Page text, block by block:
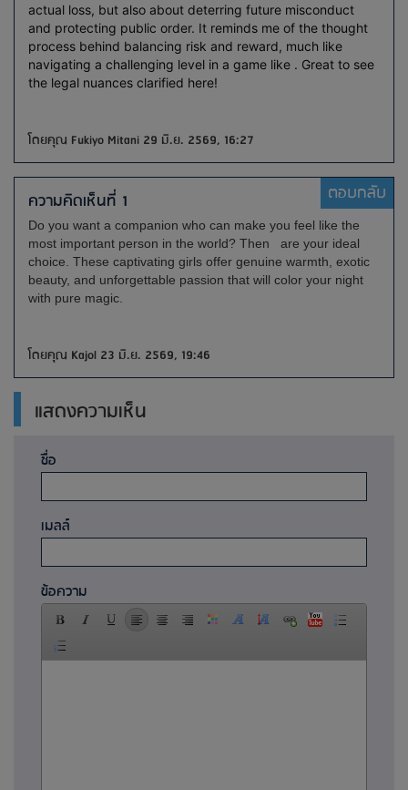
actual loss, but also about deterring future misconduct
and protecting public order. It reminds me of the thought
process behind balancing risk and reward, much like
navigating a challenging level in a game like . Great to see
the legal nuances clarified here!
โดยคุณ Fukiyo Mitani 29 มิ.ย. 2569, 16:27
ความคิดเห็นที่ 1 ตอบกลับ
Do you want a companion who can make you feel like the
most important person in the world? Then
are your ideal
choice. These captivating girls offer genuine warmth, exotic
beauty, and unforgettable passion that will color your night
with pure magic.
โดยคุณ Kajol 23 มิ.ย. 2569, 19:46
แสดงความเห็น
ชื่อ
เมลล์
ข้อความ